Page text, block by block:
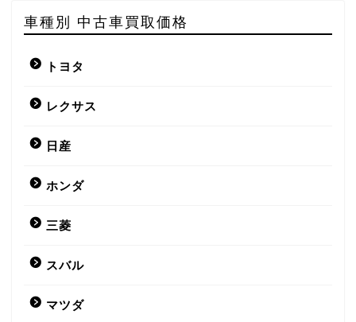
車種別 中古車買取価格
トヨタ
レクサス
日産
ホンダ
三菱
スバル
マツダ